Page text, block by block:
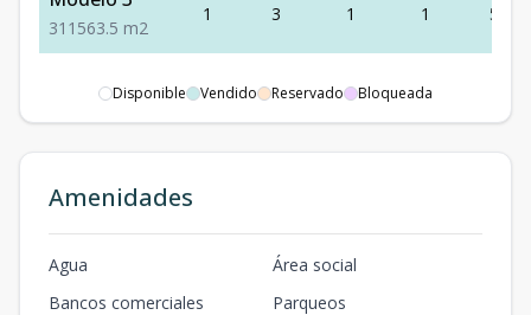
31 1 563.5 m2
1 3 1 1 563.5
Disponible Vendido Reservado Bloqueada
Amenidades
Agua
Área social
Bancos comerciales
Parqueos